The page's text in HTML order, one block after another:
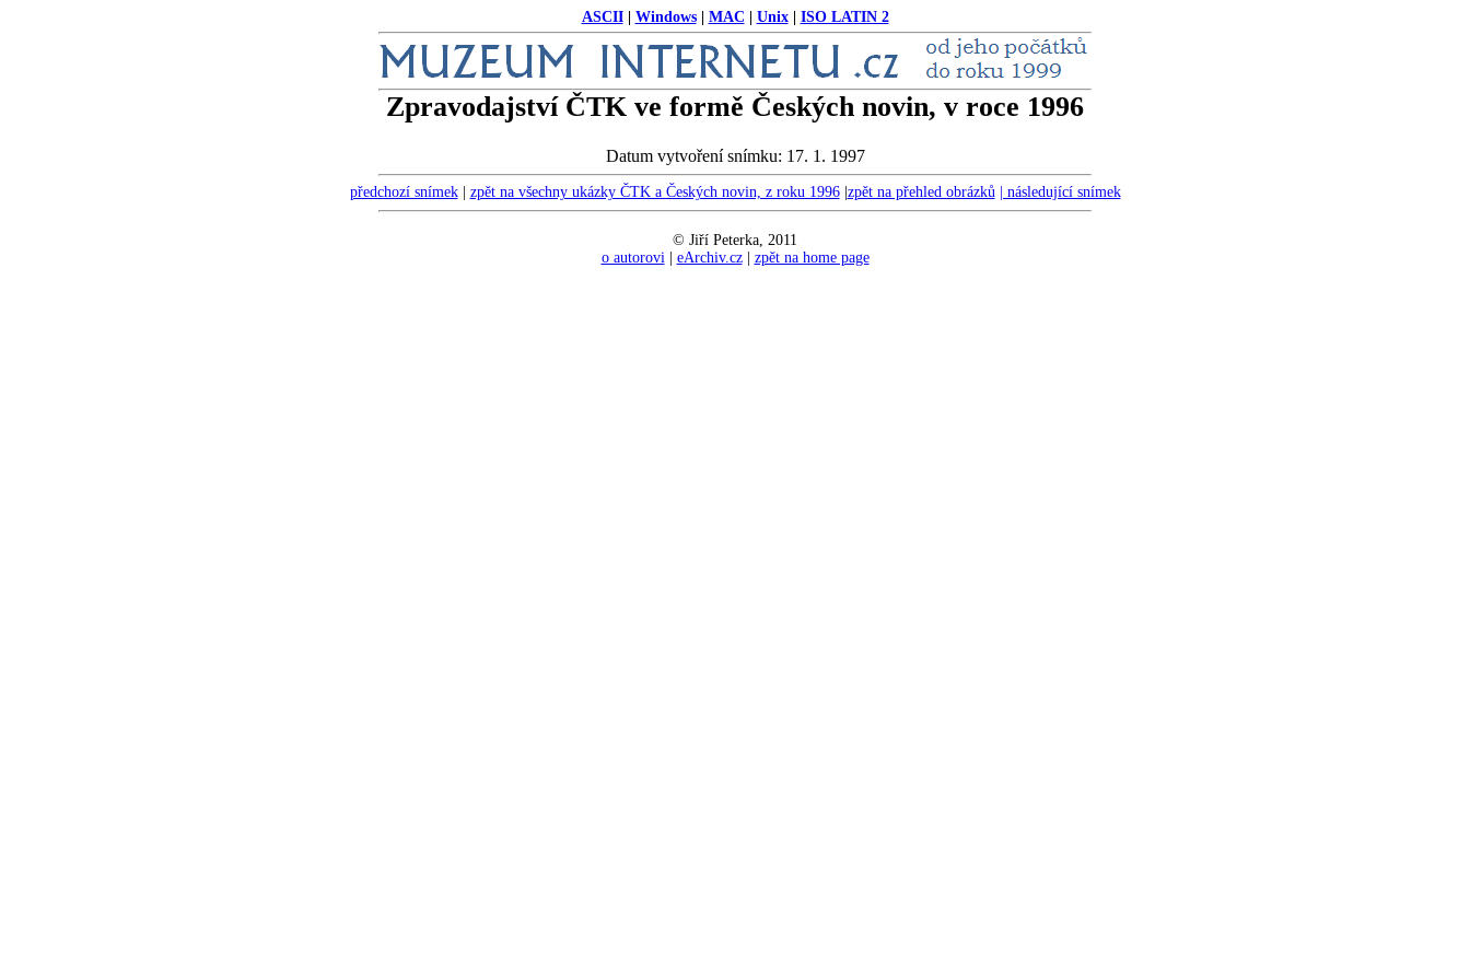
ASCII| Windows| MAC Unix| ISO LATIN 2
Zpravodajství ČTK ve formě Českých novin, v roce 1996
Datum vytvoření snímku: 17. 1. 1997
předchozí snímek| zpět na všechny ukázky ČTK a Českých novin, z roku 1996| zpět na přehled obrázků | následující snímek
© Jiří Peterka, 2011
o autorovi| eArchiv.cz| zpět na home page